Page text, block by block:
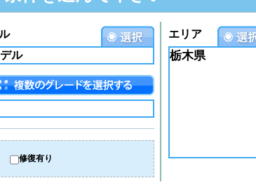
修復有り
エリア
栃木県